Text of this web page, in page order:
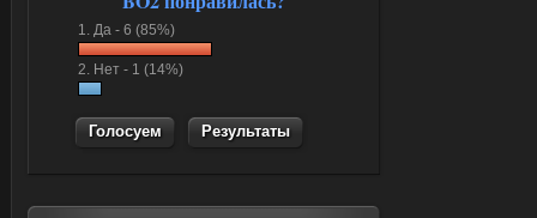
1. Да - 6 (85%)
2. Нет - 1 (14%)
Результаты